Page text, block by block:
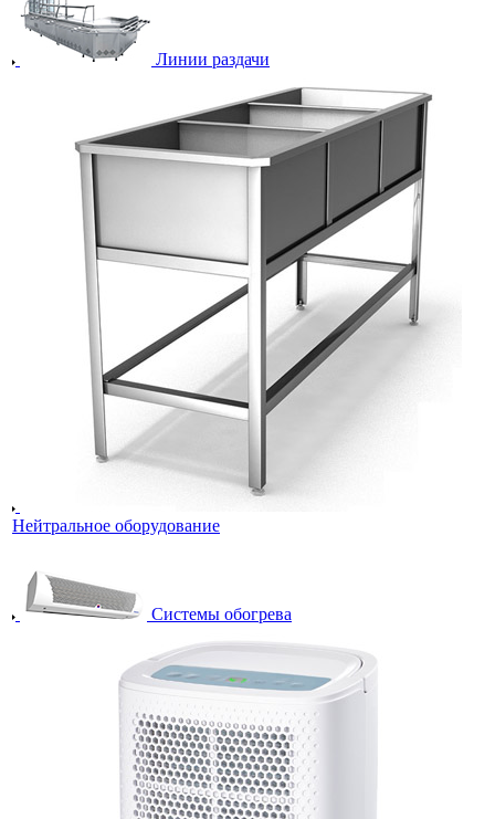
Линии раздачи
Нейтральное оборудование
Системы обогрева